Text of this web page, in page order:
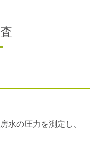
水の圧力を測定し、